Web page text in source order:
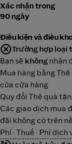
Xác nhận trong
90 ngày
Điều kiện và điều
Trường hợp loại
Bạn sẽ không nhận
Mua hàng bằng
của cửa hàng
Quy đổi Thẻ quà
Các giao dịch mua
đãi không có trên
Phí · Thuế · Phí